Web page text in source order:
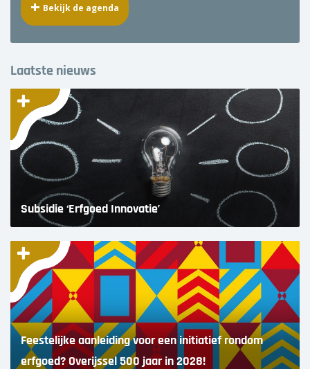
Bekijk de agenda
Laatste nieuws
Subsidie ‘Erfgoed Innovatie’
Feestelijke aanleiding voor een initiatief rondom
erfgoed? Overijssel 500 jaar in 2028!